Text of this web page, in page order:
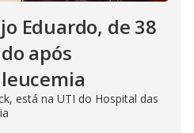
Eduardo, de 38
após
está na UTI do Hospital das